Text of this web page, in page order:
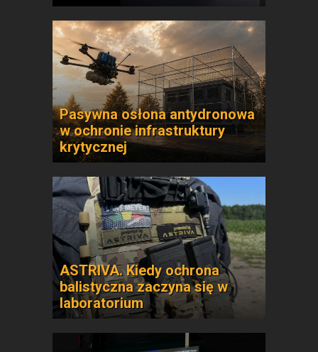
Pasywna osłona antydronowa
w ochronie infrastruktury
krytycznej
ASTRIVA. Kiedy ochrona
balistyczna zaczyna się w
laboratorium